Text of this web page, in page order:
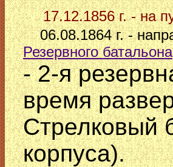
17.12.1856 г. - на
06.08.1864 г. -
Резервного батальона
- 2-я
время
Стрелковый
корпуса).